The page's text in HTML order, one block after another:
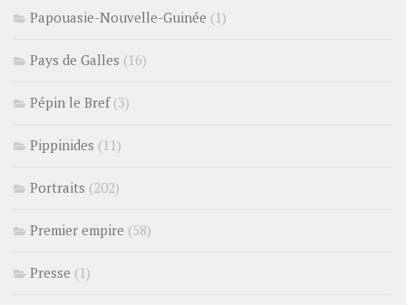
Papouasie-Nouvelle-Guinée (1)
Pays de Galles (16)
Pépin le Bref(3)
Pippinides (11)
Portraits (202)
Premier empire (58)
Presse (1)